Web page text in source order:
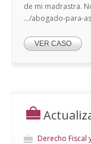
de mi madrastra.
.../abogado-para-
VER CASO
Derecho Fiscal